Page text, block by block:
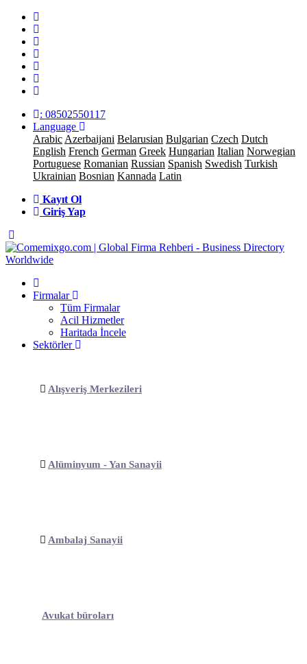
: 08502550117
Language
Arabic Azerbaijani Belarusian Bulgarian Czech Dutch
English French German Greek Hungarian Italian Norwegian
Portuguese Romanian Russian Spanish Swedish Turkish
Ukrainian Bosnian Kannada Latin
Kayıt Ol
Giriş Yap
Firmalar
Tüm Firmalar
Acil Hizmetler
Haritada İncele
Sektörler
Alışveriş Merkezileri
Alüminyum - Yan Sanayii
Ambalaj Sanayii
Avukat büroları